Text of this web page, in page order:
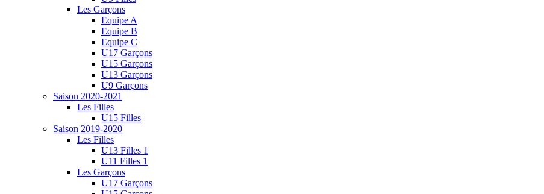
Les Garçons
Equipe A
Equipe B
Equipe C
U17 Garçons
U15 Garçons
U13 Garçons
U9 Garçons
Saison 2020-2021
Les Filles
U15 Filles
Saison 2019-2020
Les Filles
U13 Filles 1
U11 Filles 1
Les Garçons
U17 Garçons